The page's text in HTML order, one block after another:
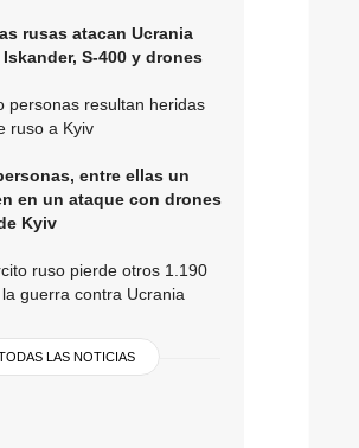
rusas atacan Ucrania
S-400 y drones
personas resultan heridas
ruso a Kyiv
entre ellas un
en un ataque con drones
Kyiv
ruso pierde otros 1.190
guerra contra Ucrania
LAS NOTICIAS